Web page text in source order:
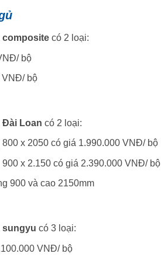
có 2 loại:
bộ
VNĐ/ bộ
Loan có 2 loại:
x 2050 có giá 1.990.000 VNĐ/ bộ
x 2.150 có giá 2.390.000 VNĐ/ bộ
900 và cao 2150mm
có 3 loại:
VNĐ/ bộ